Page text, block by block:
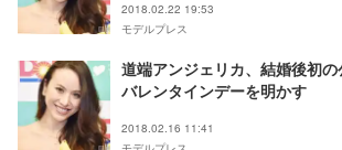
2018.02.22 19:53
モデルプレス
道端アンジェリカ、結婚後初
バレンタインデーを明かす
2018.02.16 11:41